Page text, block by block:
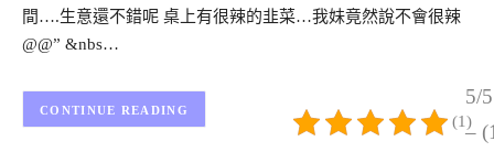
間….生意還不錯呢 桌上有很辣的韭菜…我妹竟然說不會很辣
@@” &nbs…
5/5
–
(1)
CONTINUE READING